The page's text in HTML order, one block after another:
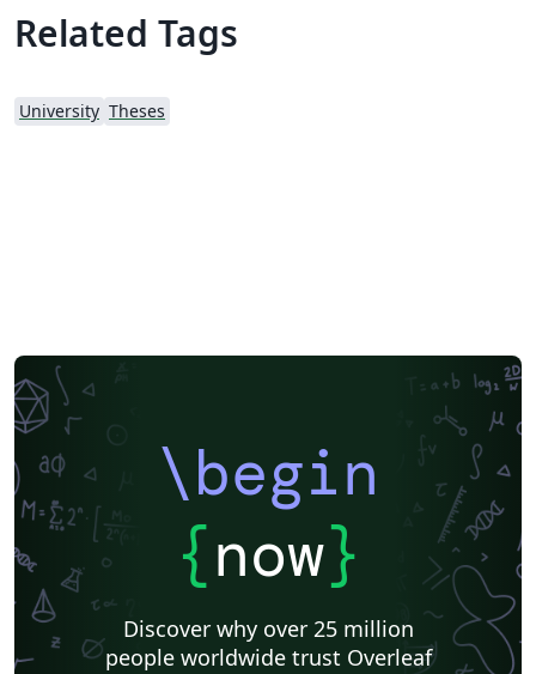
Related Tags
University Theses
\begin
{now}
Discover why over 25 million
people worldwide trust Overleaf